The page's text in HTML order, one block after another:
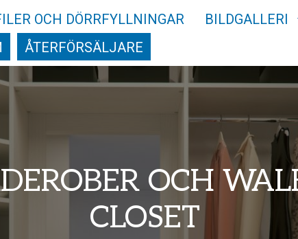
OCH DÖRRFYLLNINGAR BILDGALLERI
ÅTERFÖRSÄLJARE
OCH
CLOSET